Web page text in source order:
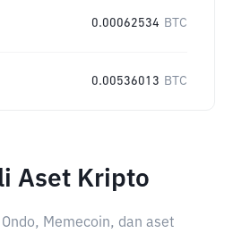
0.00062534 BTC
0.00536013 BTC
Aset Kripto
Memecoin, dan aset